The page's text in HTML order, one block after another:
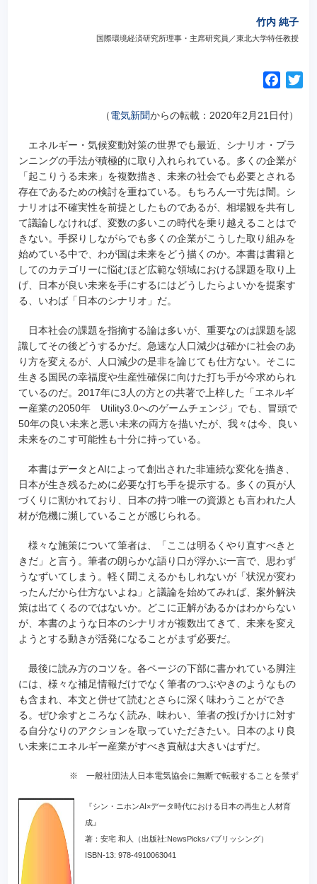
竹内 純子
国際環境経済研究所理事・主席研究員／東北大学特任教授
c
b
o
o
（電気新聞からの転載：2020年2月21日付）
エネルギー・気候変動対策の世界でも最近、シナリオ・プラ
ンニングの手法が積極的に取り入れられている。 多くの企業が
「起こりうる未来」を複数描き、未来の社会でも必要とされる
存在であるための検討を重ねている。もちろん一寸先は闇。シ
ナリオは不確実性を前提としたものであるが、相場観を共有し
て議論しなければ、変数の多いこの時代を乗り越えることはで
きない。手探りしながらでも多くの企業がこうした取り組みを
始めている中で、わが国は未来をどう描くのか。本書は書籍と
してのカテゴリーに悩むほど広範な領域における課題を取り上
げ、日本が良い未来を手にするにはどうしたらよいかを提案す
る、いわば「日本のシナリオ」だ。
日本社会の課題を指摘する論は多いが、重要なのは課題を認
識してその後どうするかだ。急速な人口減少は確かに社会のあ
り方を変えるが、人口減少の是非を論じても仕方ない。そこに
生きる国民の幸福度や生産性確保に向けた打ち手が今求められ
ているのだ。2017年に3人の方との共著で上梓した「エネルギ
ー産業の2050年 Utility3.0へのゲームチェンジ」でも、冒頭で
50年の良い未来と悪い未来の両方を描いたが、我々は今、良い
未来をのこす可能性も十分に持っている。
本書はデータとAIによって創出された非連続な変化を描き、
日本が生き残るために必要な打ち手を提示する。多くの頁が人
づくりに割かれており、日本の持つ唯一の資源とも言われた人
材が危機に瀕していることが感じられる。
様々な施策について筆者は、「ここは明るくやり直すべきと
きだ」と言う。筆者の朗らかな語り口が浮かぶ一言で、思わず
うなずいてしまう。軽く聞こえるかもしれないが「状況が変わ
ったんだから仕方ないよね」と議論を始めてみれば、案外解決
策は出てくるのではないか。どこに正解があるかはわからない
が、本書のような日本のシナリオが複数出てきて、未来を変え
ようとする動きが活発になることがまず必要だ。
最後に読み方のコツを。各ページの下部に書かれている脚注
には、様々な補足情報だけでなく筆者のつぶやきのようなもの
も含まれ、本文と併せて読むとさらに深く味わうことができ
る。ぜひ余すところなく読み、味わい、筆者の投げかけに対す
る自分なりのアクションを取っていただきたい。日本のより良
い未来にエネルギー産業がすべき貢献は大きいはずだ。
※ 一般社団法人日本電気協会に無断で転載することを禁ず
『シン・ニホンAI×データ時代における日本の再生と人材育
成』
著：安宅 和人（出版社:NewsPicksパブリッシング）
ISBN-13: 978-4910063041